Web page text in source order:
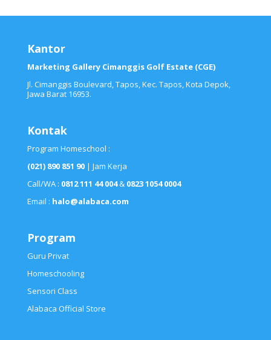
Kantor
Marketing Gallery Cimanggis Golf Estate (CGE)
Jl. Cimanggis Boulevard, Tapos, Kec. Tapos, Kota Depok,
Jawa Barat 16953.
Kontak
Program Homeschool :
(021) 890 851 90 | Jam Kerja
Call/WA : 0812 111 44 004&0823 1054 0004
Email : halo@alabaca.com
Program
Guru Privat
Homeschooling
Sensori Class
Alabaca Official Store